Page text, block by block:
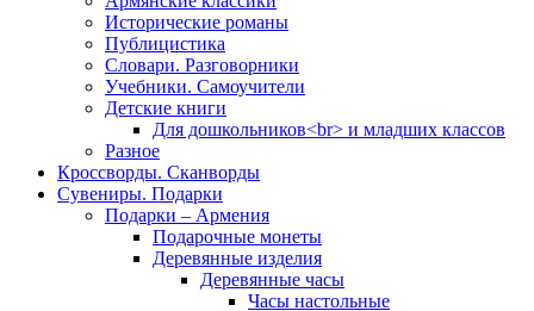
Исторические романы
Публицистика
Словари. Разговорники
Учебники. Самоучители
Детские книги
Для дошкольников<br> и младших классов
Разное
Кроссворды. Сканворды
Сувениры. Подарки
Подарки – Армения
Подарочные монеты
Деревянные изделия
Деревянные часы
Часы настольные